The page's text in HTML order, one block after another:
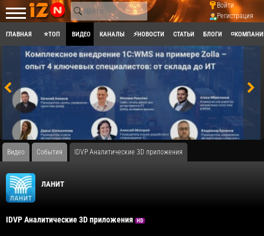
Войти
Регистрация
ГЛАВНАЯ ⭐ТОП ВИДЕО КАНАЛЫ ⚡НОВОСТИ СТАТЬИ БЛОГИ
Видео События IDVP Аналитические 3D приложения
ЛАНИТ
IDVP Аналитические 3D приложения HD